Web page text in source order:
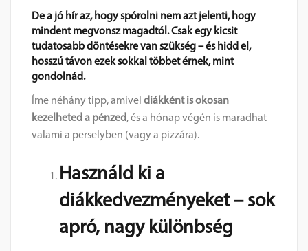
De a jó hír az, hogy spórolni nem azt jelenti, hogy
mindent megvonsz magadtól. Csak egy kicsit
tudatosabb döntésekre van szükség – és hidd el,
hosszú távon ezek sokkal többet érnek, mint
gondolnád.
Íme néhány tipp, amivel diákként is okosan
kezelheted a pénzed, és a hónap végén is maradhat
valami a perselyben (vagy a pizzára).
Használd ki a
diákkedvezményeket – sok
apró, nagy különbség